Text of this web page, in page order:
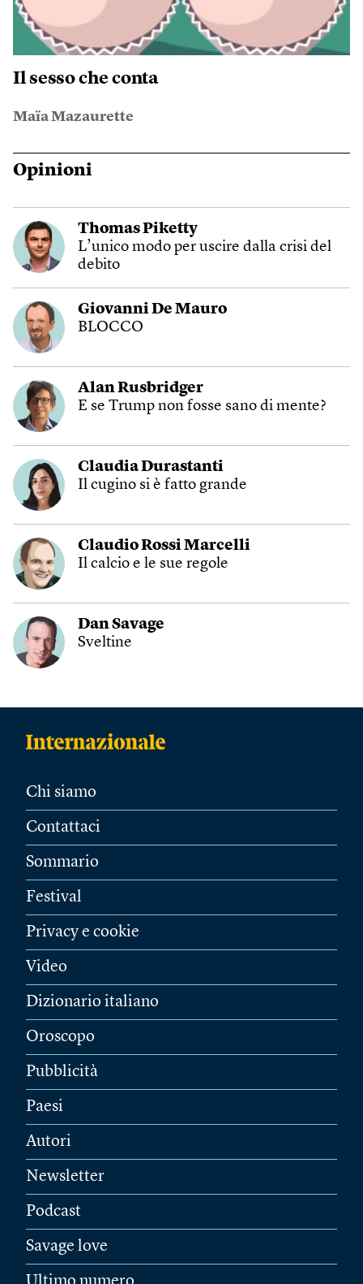
Il sesso che conta
Maïa Mazaurette
Opinioni
Thomas Piketty
L’unico modo per uscire dalla crisi del
debito
Giovanni De Mauro
BLOCCO
Alan Rusbridger
E se Trump non fosse sano di mente?
Claudia Durastanti
Il cugino si è fatto grande
Claudio Rossi Marcelli
Il calcio e le sue regole
Dan Savage
Sveltine
Chi siamo
Contattaci
Sommario
Festival
Privacy e cookie
Video
Dizionario italiano
Oroscopo
Pubblicità
Paesi
Autori
Newsletter
Podcast
Savage love